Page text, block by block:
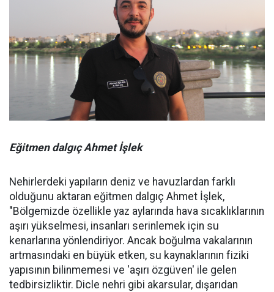
Eğitmen dalgıç Ahmet İşlek
Nehirlerdeki yapıların deniz ve havuzlardan farklı
olduğunu aktaran eğitmen dalgıç Ahmet İşlek,
"Bölgemizde özellikle yaz aylarında hava sıcaklıklarının
aşırı yükselmesi, insanları serinlemek için su
kenarlarına yönlendiriyor. Ancak boğulma vakalarının
artmasındaki en büyük etken, su kaynaklarının fiziki
yapısının bilinmemesi ve 'aşırı özgüven' ile gelen
tedbirsizliktir. Dicle nehri gibi akarsular, dışarıdan